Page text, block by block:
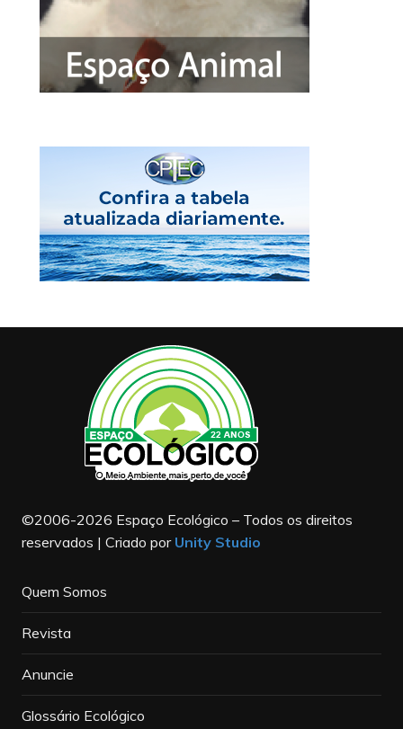
©2006-2026 Espaço Ecológico – Todos os direitos
reservados | Criado por Unity Studio
Quem Somos
Revista
Anuncie
Glossário Ecológico